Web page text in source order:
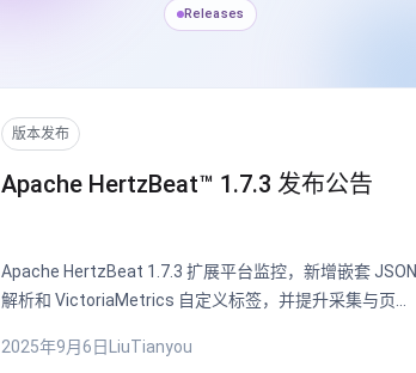
Releases
版本发布
Apache HertzBeat™ 1.7.3 发布公告
Apache HertzBeat 1.7.3 扩展平台监控，新增嵌套 JSON
解析和 VictoriaMetrics 自定义标签，并提升采集与页面
2025年9月6日
LiuTianyou